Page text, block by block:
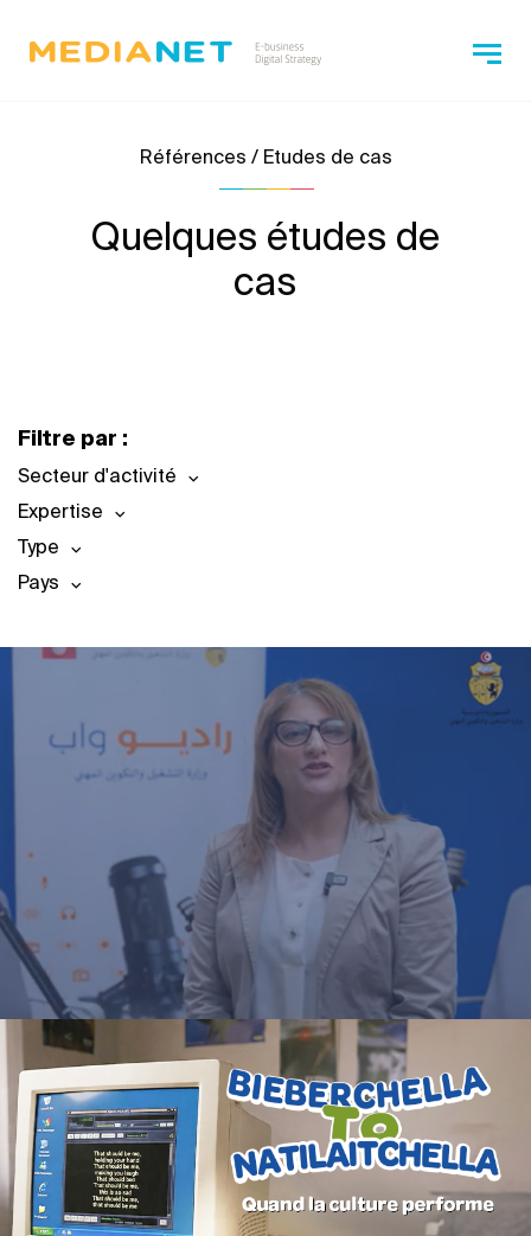
Références / Etudes de cas
Quelques études de
cas
Filtre par :
Secteur d'activité
Expertise
Type
Pays